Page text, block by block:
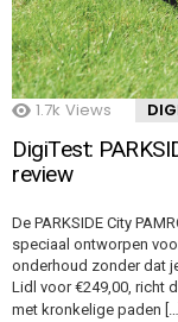
1.7k Views
DigiTest:
review
De PARKSIDE City
speciaal ontworpen
onderhoud zonder dat
Lidl voor €249,00, richt
met kronkelige paden […]